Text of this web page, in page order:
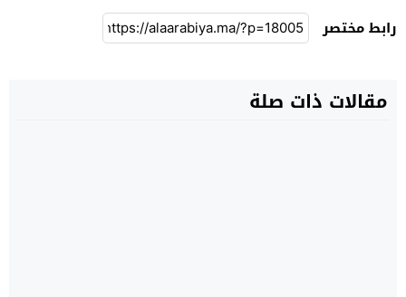
رابط مختصر
مقالات ذات صلة